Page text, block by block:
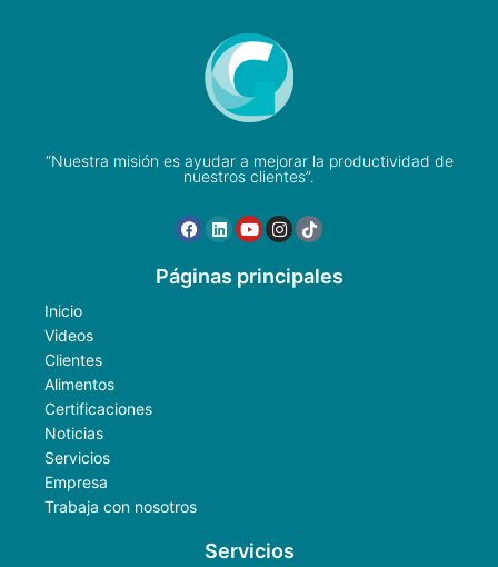
“Nuestra misión es ayudar a mejorar la productividad de
nuestros clientes”.
Páginas principales
Inicio
Videos
Clientes
Alimentos
Certificaciones
Noticias
Servicios
Empresa
Trabaja con nosotros
Servicios